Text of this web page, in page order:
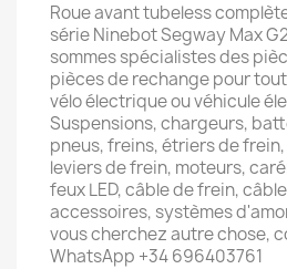
Roue avant tubeless
série Ninebot Segway Max
sommes spécialistes des
pièces de rechange pour
vélo électrique ou véhicule
Suspensions, chargeurs,
pneus, freins, étriers de
leviers de frein, moteurs,
feux LED, câble de frein,
accessoires, systèmes
vous cherchez autre chose,
WhatsApp +34 696403761